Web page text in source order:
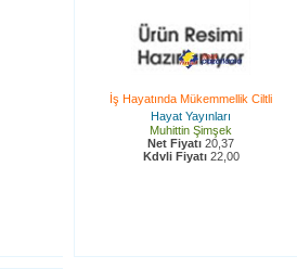
İş Hayatında Mükemmellik Ciltli
Hayat Yayınları
Muhittin Şimşek
Net Fiyatı 20,37
Kdvli Fiyatı 22,00